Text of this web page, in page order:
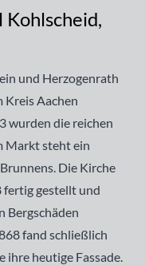
und Herzogenrath
Kreis Aachen
wurden die reichen
Markt steht ein
Die Kirche
fertig gestellt und
Bergschäden
fand schließlich
heutige Fassade.